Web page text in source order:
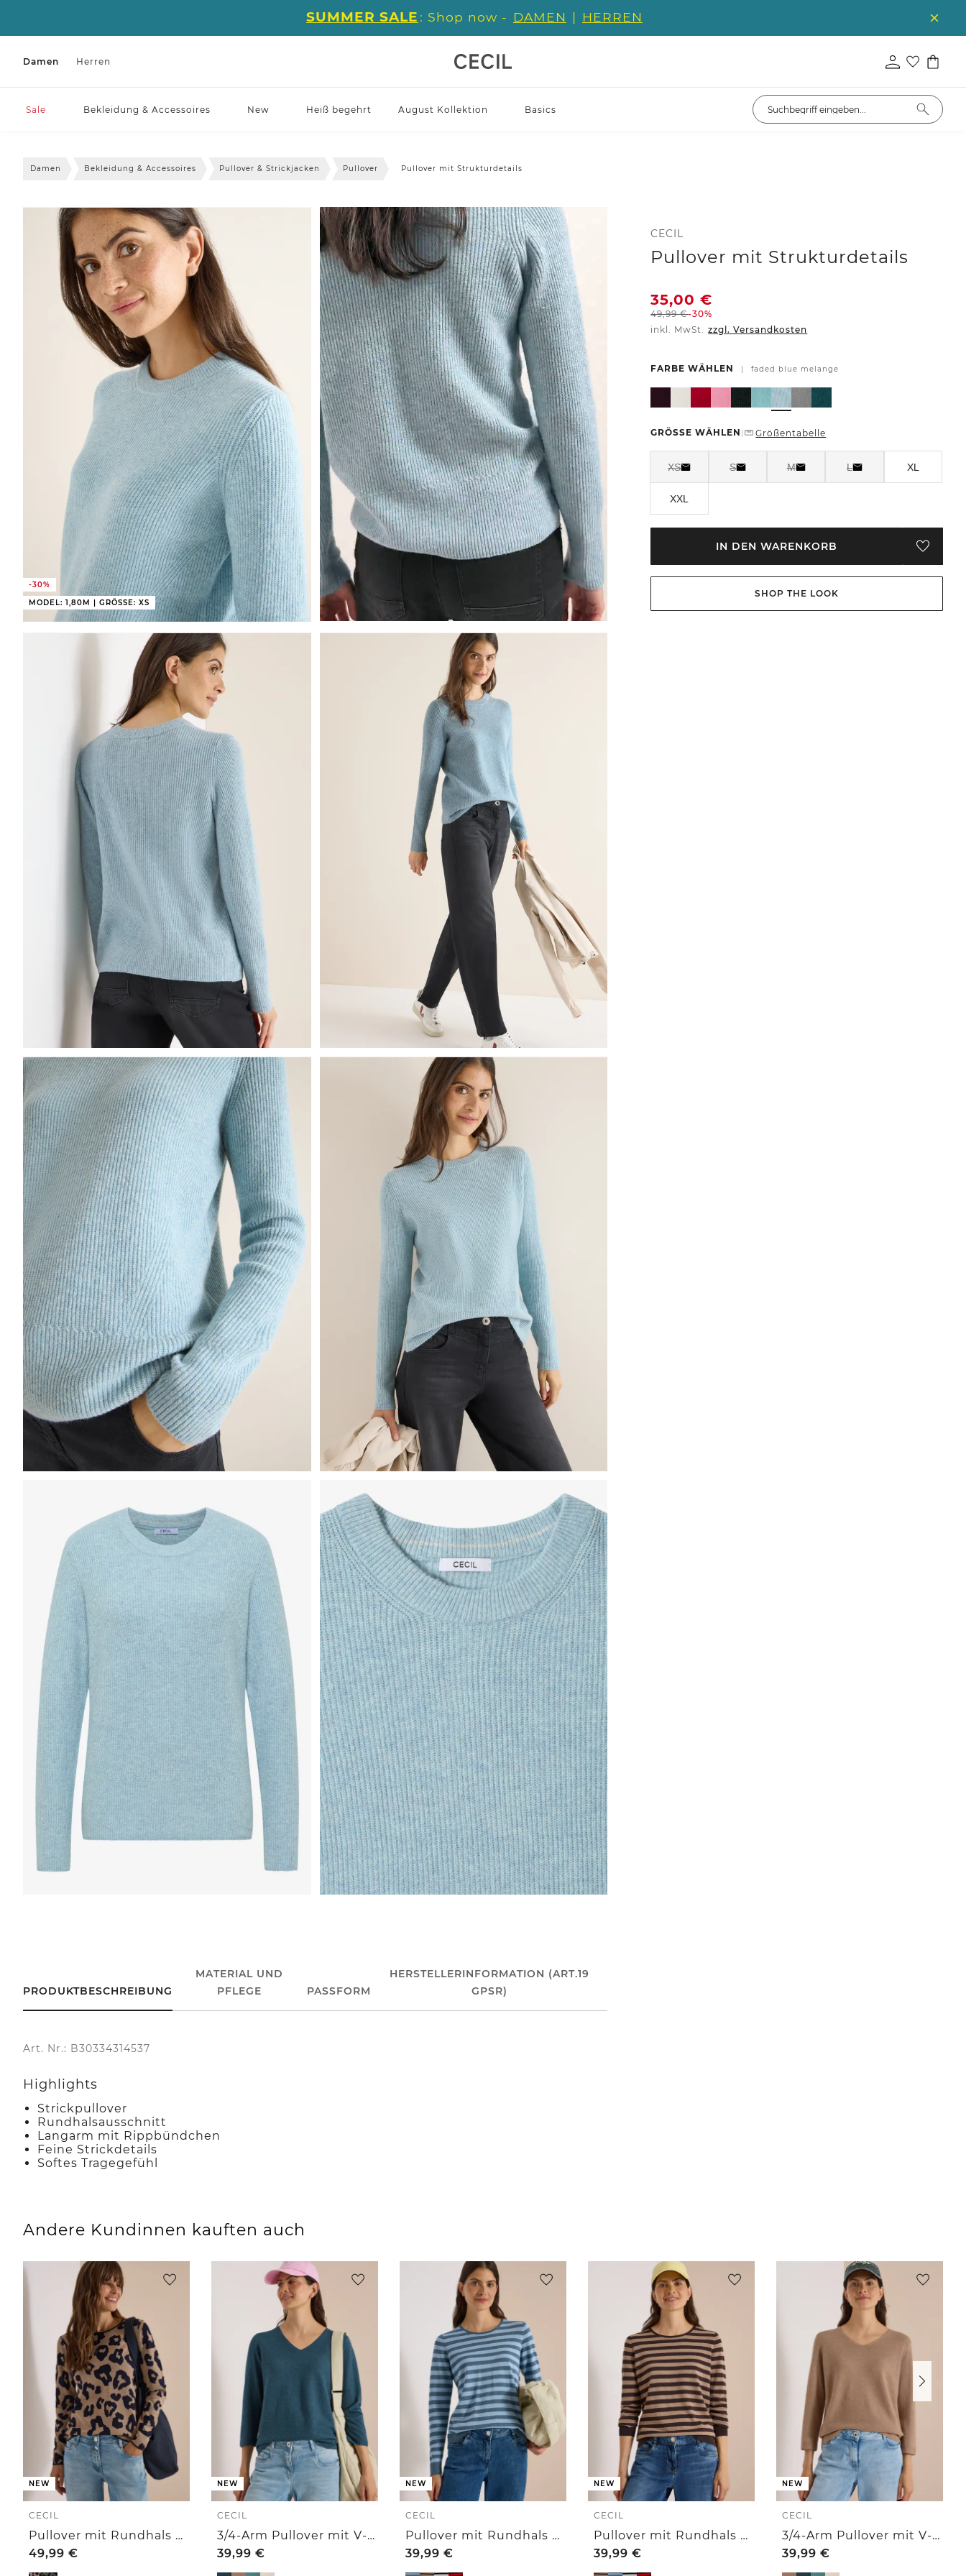
SUMMER SALE : Shop now - DAMEN | HERREN
Damen Herren
Sale Bekleidung & Accessoires New Heiß begehrt August Kollektion Basics
Damen Bekleidung & Accessoires Pullover & Strickjacken Pullover Pullover mit Strukturdetails
-30%
MODEL: 1,80M | GRÖSSE: XS
CECIL
Pullover mit Strukturdetails
35,00€
49,99€-30%
inkl. MwSt. zzgl. Versandkosten
FARBE WÄHLEN | faded blue melange
GRÖSSE WÄHLEN | Größentabelle
XS S M L XL
XXL
IN DEN WARENKORB
SHOP THE LOOK
PRODUKTBESCHREIBUNG
MATERIAL UND
PFLEGE
PASSFORM
HERSTELLERINFORMATION (ART.19
GPSR)
Art. Nr.: B30334314537
Highlights
Strickpullover
Rundhalsausschnitt
Langarm mit Rippbündchen
Feine Strickdetails
Softes Tragegefühl
Andere Kundinnen kauften auch
NEW
CECIL
Pullover mit Rundhals und Leo-Muster
49,99 €
NEW
CECIL
3/4-Arm Pullover mit V-Neck und Strukturfront
39,99 €
NEW
CECIL
Pullover mit Rundhals und Streifen
39,99 €
NEW
CECIL
Pullover mit Rundhals und Streifen
39,99 €
NEW
CECIL
3/4-Arm Pullover mit V-Neck und Strukturfront
39,99 €